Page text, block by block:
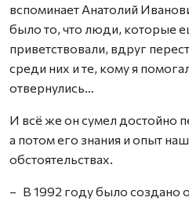
вспоминает Анатолий
было то, что люди, которые
приветствовали, вдруг
среди них и те, кому я
отвернулись…
И всё же он сумел достойно
а потом его знания и опыт
обстоятельствах.
– В 1992 году было создано